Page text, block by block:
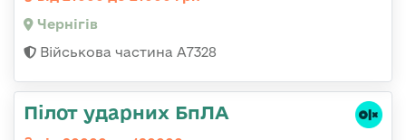
Чернігів
Військова частина А7328
Пілот ударних БпЛА